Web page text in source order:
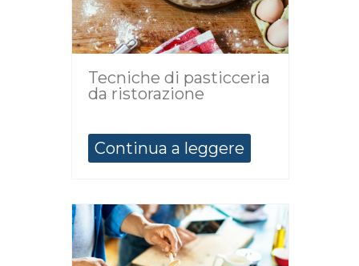
Tecniche di pasticceria
da ristorazione
Continua a leggere